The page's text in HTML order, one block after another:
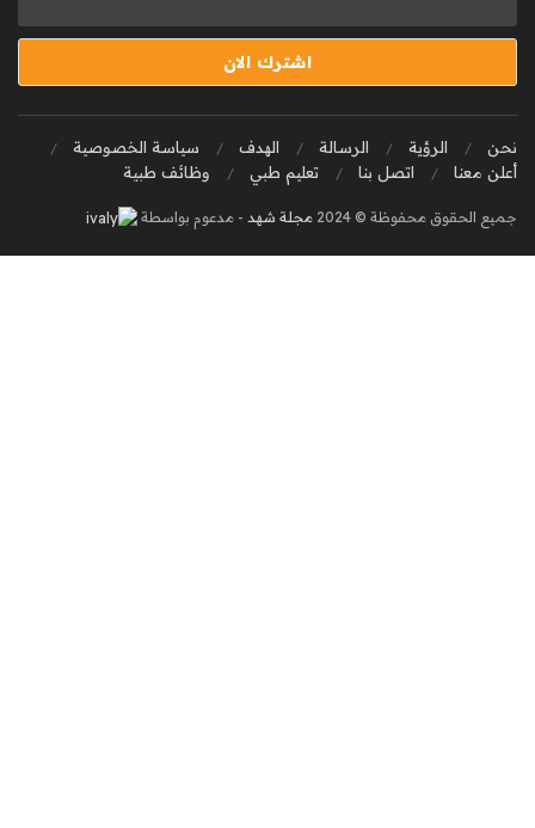
نحن الرؤية الرسالة الهدف
سياسة الخصوصية
أعلن معنا
اتصل بنا تعليم طبي وظائف طبية
جميع الحقوق محفوظة © 2024 مجلة شهد - مدعوم بواسطة